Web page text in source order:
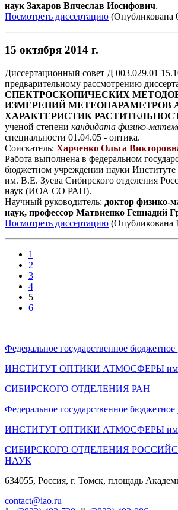
наук Захаров Вячеслав Иосифович.
Посмотреть диссертацию (Опубликована
15 октября 2014 г.
Диссертационный совет Д 003.029.01
предварительному рассмотрению
СПЕКТРОСКОПИЧЕСКИХ
ИЗМЕРЕНИЙ МЕТЕОПАРАМЕТРОВ
ХАРАКТЕРИСТИК
ученой степени кандидата физико-
специальности 01.04.05 - оптика.
Соискатель: Харченко Ольга
Работа выполнена в федеральном
бюджетном учреждении науки
им. В.Е. Зуева Сибирского отделения
наук (ИОА СО РАН).
Научный руководитель: доктор физико-
наук, профессор Матвиенко Геннадий
Посмотреть диссертацию (Опубликована
1
2
3
4
5
6
Федеральное государственное
ИНСТИТУТ ОПТИКИ АТМОСФЕРЫ
СИБИРСКОГО ОТДЕЛЕНИЯ РАН
Федеральное государственное
ИНСТИТУТ ОПТИКИ АТМОСФЕРЫ
СИБИРСКОГО ОТДЕЛЕНИЯ
НАУК
634055, Россия, г. Томск, площадь
contact@iao.ru